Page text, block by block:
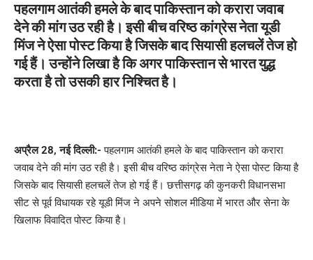
पहलगाम आतंकी हमले के बाद पाकिस्तान को करारा जवाब
देने की मांग उठ रही है। इसी बीच वरिष्ठ कांग्रेस नेता यूडी
मिंज ने ऐसा पोस्ट किया है जिसके बाद सियासी हलचलें तेज हो
गई हैं। उन्होंने लिखा है कि अगर पाकिस्तान से भारत युद्ध
करता है तो उसकी हार निश्चित है।
अप्रैल 28, नई दिल्ली:-पहलगाम आतंकी हमले के बाद पाकिस्तान को करारा
जवाब देने की मांग उठ रही है। इसी बीच वरिष्ठ कांग्रेस नेता ने ऐसा पोस्ट किया है
जिसके बाद सियासी हलचलें तेज हो गई हैं। छत्तीसगढ़ की कुनकरी विधानसभा
सीट से पूर्व विधायक रहे यूडी मिंज ने अपने सोशल मीडिया में भारत और सेना के
खिलाफ विवादित पोस्ट किया है।